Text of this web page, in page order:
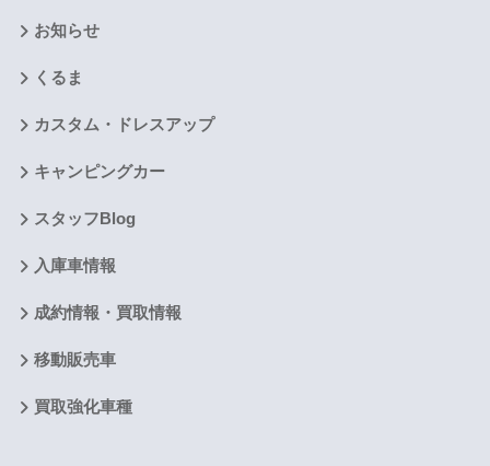
お知らせ
くるま
カスタム・ドレスアップ
キャンピングカー
スタッフBlog
入庫車情報
成約情報・買取情報
移動販売車
買取強化車種